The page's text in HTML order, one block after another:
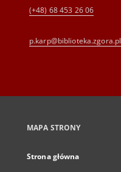
(+48) 68 453 26 06
p.karp@biblioteka.zgora.pl
MAPA STRONY
Strona główna